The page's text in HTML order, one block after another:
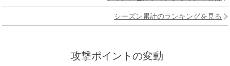
シーズン累計のランキングを見る
攻撃ポイントの変動